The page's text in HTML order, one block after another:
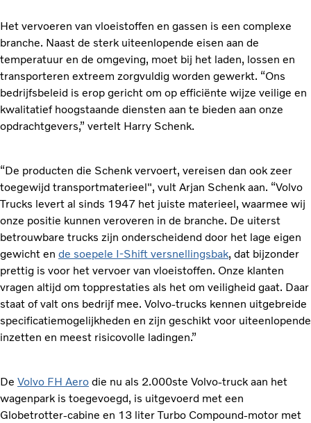
Het vervoeren van vloeistoffen en gassen is een complexe
branche. Naast de sterk uiteenlopende eisen aan de
temperatuur en de omgeving, moet bij het laden, lossen en
transporteren extreem zorgvuldig worden gewerkt. “Ons
bedrijfsbeleid is erop gericht om op efficiënte wijze veilige en
kwalitatief hoogstaande diensten aan te bieden aan onze
opdrachtgevers,” vertelt Harry Schenk.
“De producten die Schenk vervoert, vereisen dan ook zeer
toegewijd transportmaterieel", vult Arjan Schenk aan. “Volvo
Trucks levert al sinds 1947 het juiste materieel, waarmee wij
onze positie kunnen veroveren in de branche. De uiterst
betrouwbare trucks zijn onderscheidend door het lage eigen
gewicht en de soepele I-Shift versnellingsbak, dat bijzonder
prettig is voor het vervoer van vloeistoffen. Onze klanten
vragen altijd om topprestaties als het om veiligheid gaat. Daar
staat of valt ons bedrijf mee. Volvo-trucks kennen uitgebreide
specificatiemogelijkheden en zijn geschikt voor uiteenlopende
inzetten en meest risicovolle ladingen.”
De Volvo FH Aero die nu als 2.000ste Volvo-truck aan het
wagenpark is toegevoegd, is uitgevoerd met een
Globetrotter-cabine en 13 liter Turbo Compound-motor met